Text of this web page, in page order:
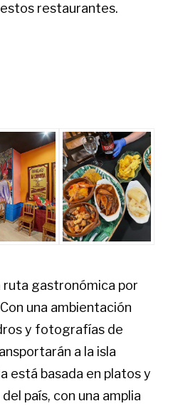
restaurantes.
ruta gastronómica por
una ambientación
y fotografías de
a la isla
está basada en platos y
país, con una amplia